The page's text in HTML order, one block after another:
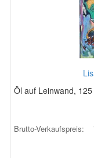
Öl auf Leinwand,
Brutto-Verkaufspreis: